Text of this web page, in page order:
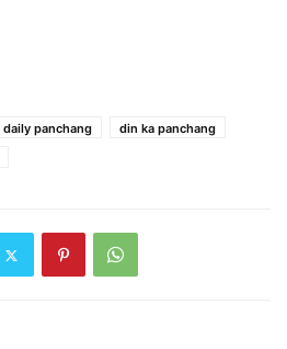
daily panchang
din ka panchang